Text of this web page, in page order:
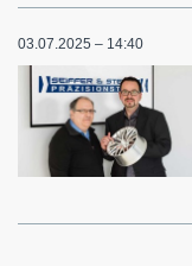
03.07.2025 – 14:40